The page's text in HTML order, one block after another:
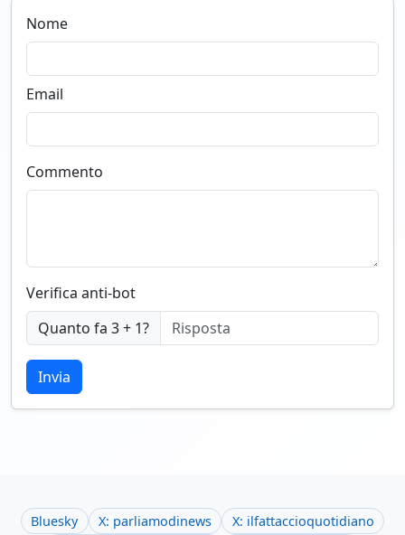
Nome
Email
Commento
Verifica anti-bot
Quanto fa 3 + 1?
Invia
Bluesky X: parliamodinews X: ilfattaccioquotidiano